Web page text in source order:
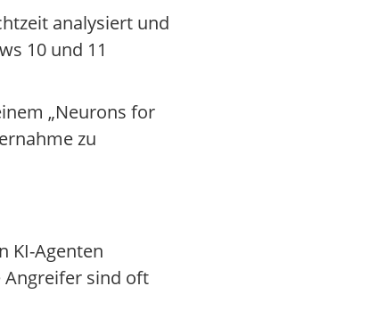
analysiert und
10 und 11
„Neurons for
zu
KI-Agenten
Angreifer sind oft